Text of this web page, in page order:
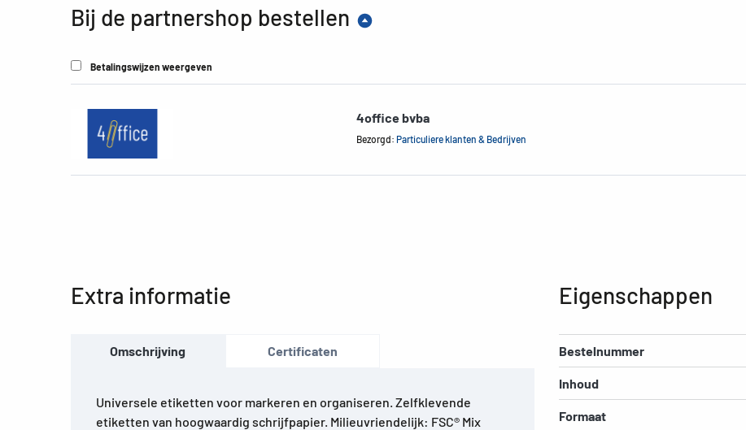
Bij de partnershop bestellen
Betalingswijzen weergeven
4office bvba
Bezorgd: Particuliere klanten & Bedrijven
Extra informatie
Omschrijving Certificaten
Universele etiketten voor markeren en organiseren. Zelfklevende
etiketten van hoogwaardig schrijfpapier. Milieuvriendelijk: FSC® Mix
Eigenschappen
Bestelnummer
Inhoud
Formaat